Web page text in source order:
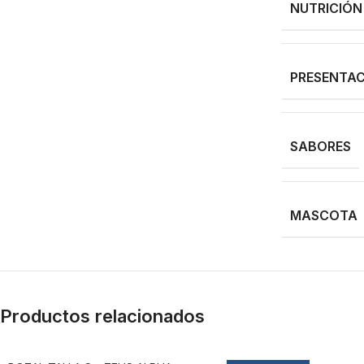
NUTRICIÓN
SABORES
MASCOTA
Productos relacionados